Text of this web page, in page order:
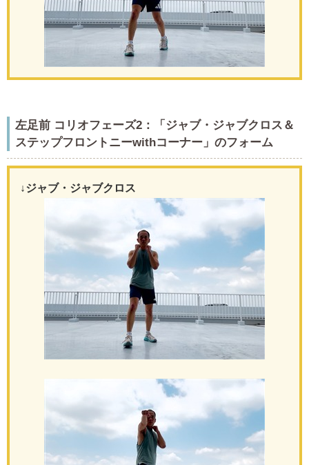
左足前 コリオフェーズ2：「ジャブ・ジャブクロス＆
ステップフロントニーwithコーナー」のフォーム
↓ジャブ・ジャブクロス